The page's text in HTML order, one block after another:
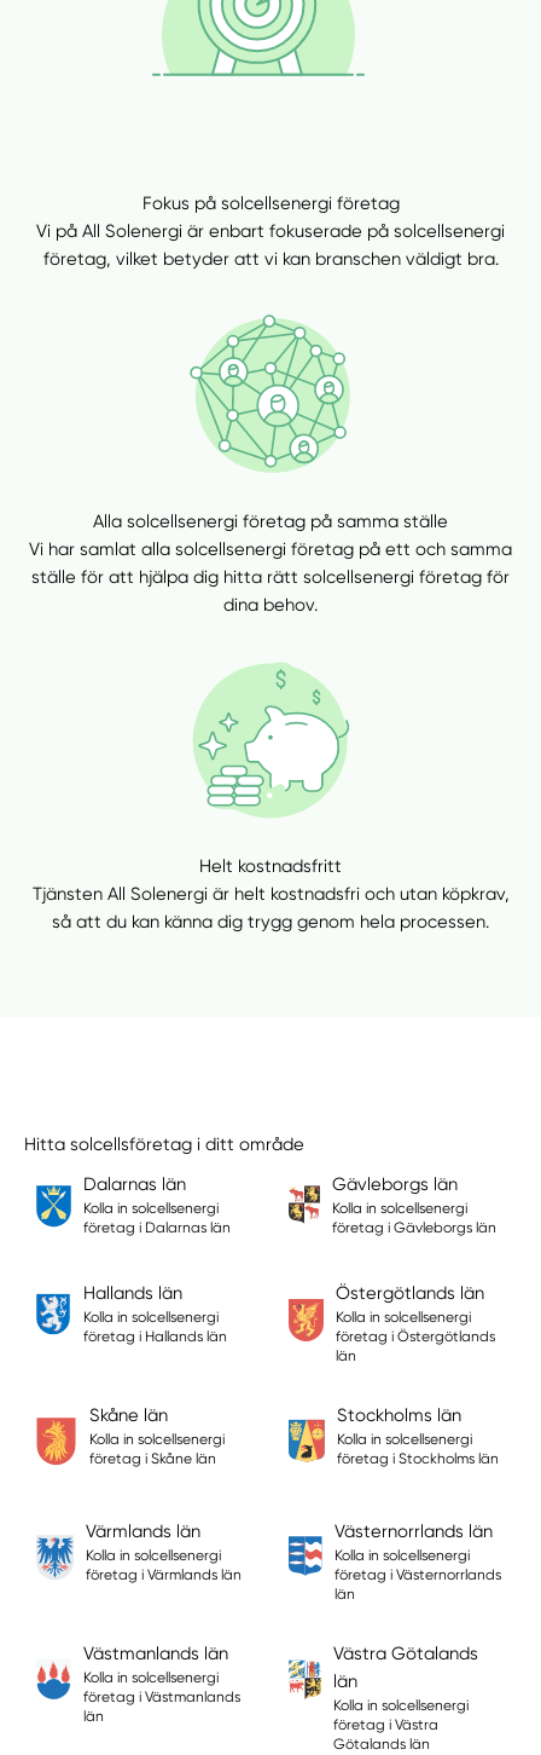
Fokus på solcellsenergi företag
Vi på All Solenergi är enbart fokuserade på solcellsenergi
företag, vilket betyder att vi kan branschen väldigt bra.
Alla solcellsenergi företag på samma ställe
Vi har samlat alla solcellsenergi företag på ett och samma
ställe för att hjälpa dig hitta rätt solcellsenergi företag för
dina behov.
Helt kostnadsfritt
Tjänsten All Solenergi är helt kostnadsfri och utan köpkrav,
så att du kan känna dig trygg genom hela processen.
Hitta solcellsföretag i ditt område
Dalarnas län
Kolla in solcellsenergi
företag i Dalarnas län
Gävleborgs län
Kolla in solcellsenergi
företag i Gävleborgs län
Hallands län
Kolla in solcellsenergi
företag i Hallands län
Östergötlands län
Kolla in solcellsenergi
företag i Östergötlands
län
Skåne län
Kolla in solcellsenergi
företag i Skåne län
Stockholms län
Kolla in solcellsenergi
företag i Stockholms län
Värmlands län
Kolla in solcellsenergi
företag i Värmlands län
Västernorrlands län
Kolla in solcellsenergi
företag i Västernorrlands
län
Västmanlands län
Kolla in solcellsenergi
företag i Västmanlands
län
Västra Götalands
län
Kolla in solcellsenergi
företag i Västra
Götalands län